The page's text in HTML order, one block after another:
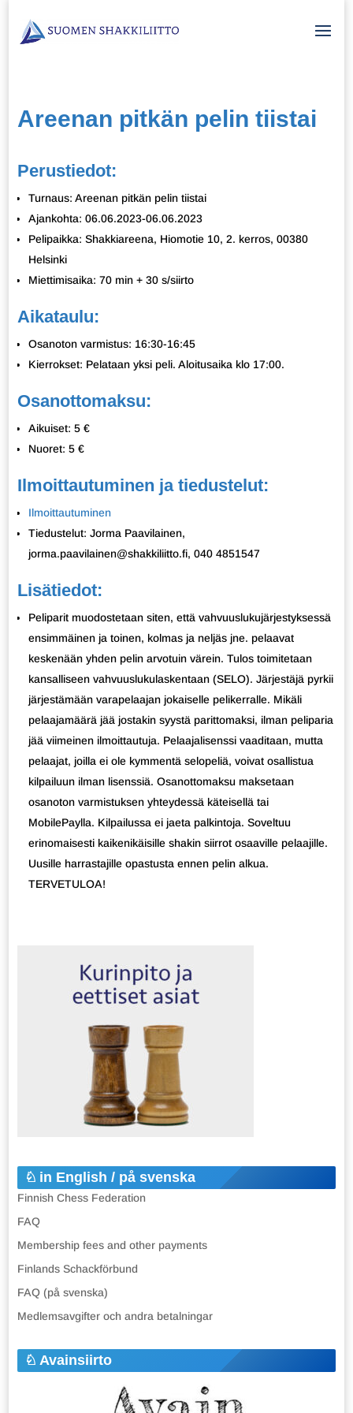
Areenan pitkän pelin tiistai
Perustiedot:
Turnaus: Areenan pitkän pelin tiistai
Ajankohta: 06.06.2023-06.06.2023
Pelipaikka: Shakkiareena, Hiomotie 10, 2. kerros, 00380
Helsinki
Miettimisaika: 70 min + 30 s/siirto
Aikataulu:
Osanoton varmistus: 16:30-16:45
Kierrokset: Pelataan yksi peli. Aloitusaika klo 17:00.
Osanottomaksu:
Aikuiset: 5 €
Nuoret: 5 €
Ilmoittautuminen ja tiedustelut:
Ilmoittautuminen
Tiedustelut: Jorma Paavilainen,
jorma.paavilainen@shakkiliitto.fi, 040 4851547
Lisätiedot:
Peliparit muodostetaan siten, että vahvuuslukujärjestyksessä
ensimmäinen ja toinen, kolmas ja neljäs jne. pelaavat
keskenään yhden pelin arvotuin värein. Tulos toimitetaan
kansalliseen vahvuuslukulaskentaan (SELO). Järjestäjä pyrkii
järjestämään varapelaajan jokaiselle pelikerralle. Mikäli
pelaajamäärä jää jostakin syystä parittomaksi, ilman peliparia
jää viimeinen ilmoittautuja. Pelaajalisenssi vaaditaan, mutta
pelaajat, joilla ei ole kymmentä selopeliä, voivat osallistua
kilpailuun ilman lisenssiä. Osanottomaksu maksetaan
osanoton varmistuksen yhteydessä käteisellä tai
MobilePaylla. Kilpailussa ei jaeta palkintoja. Soveltuu
erinomaisesti kaikenikäisille shakin siirrot osaaville pelaajille.
Uusille harrastajille opastusta ennen pelin alkua.
TERVETULOA!
in English / på svenska
Finnish Chess Federation
FAQ
Membership fees and other payments
Finlands Schackförbund
FAQ (på svenska)
Medlemsavgifter och andra betalningar
Avainsiirto